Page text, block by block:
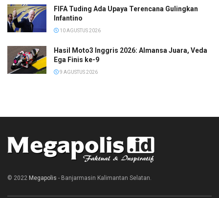
FIFA Tuding Ada Upaya Terencana Gulingkan
Infantino
10 AGUSTUS 2026
Hasil Moto3 Inggris 2026: Almansa Juara, Veda
Ega Finis ke-9
9 AGUSTUS 2026
© 2022 Megapolis - Banjarmasin Kalimantan Selatan.